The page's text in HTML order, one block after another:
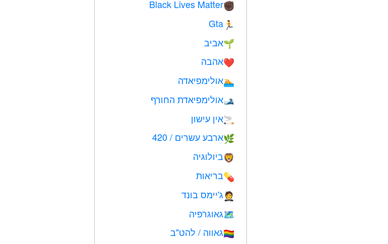
✊🏿
Black Lives Matter
🏃
Gta
🌱אביב
❤️️אהבה
🏊אולימפיאדה
🎿אולימפיאדת החורף
🚬אין עישון
🌿ארבע עשרים / 420
🦁ביולוגיה
💊בריאות
🤵 ג'יימס בונד
🗺גאוגרפיה
🏳️‍🌈גאווה / להט"ב